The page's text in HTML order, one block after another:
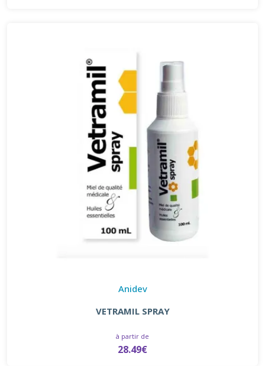
Anidev
VETRAMIL SPRAY
à partir de
28.49€